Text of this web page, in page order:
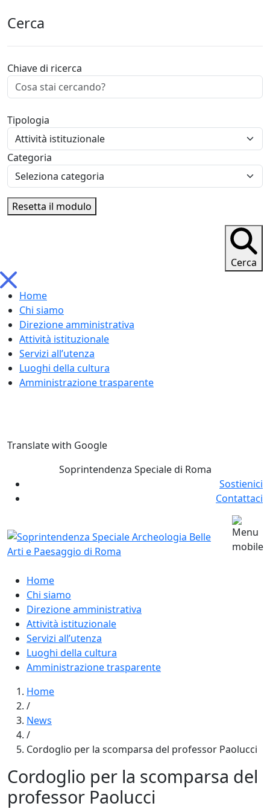
Cerca
Chiave di ricerca
Tipologia
Categoria
Resetta il modulo
Cerca
Home
Chi siamo
Direzione amministrativa
Attività istituzionale
Servizi all’utenza
Luoghi della cultura
Amministrazione trasparente
SkipTranslate with Google
Soprintendenza Speciale di Roma
Sostienici
Contattaci
Home
Chi siamo
Direzione amministrativa
Attività istituzionale
Servizi all’utenza
Luoghi della cultura
Amministrazione trasparente
Home
/
News
/
Cordoglio per la scomparsa del professor Paolucci
Cordoglio per la scomparsa del
professor Paolucci